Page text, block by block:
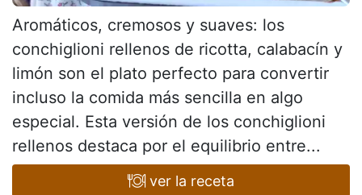
Aromáticos, cremosos y suaves: los
conchiglioni rellenos de ricotta, calabacín y
limón son el plato perfecto para convertir
incluso la comida más sencilla en algo
especial. Esta versión de los conchiglioni
rellenos destaca por el equilibrio entre...
ver la receta